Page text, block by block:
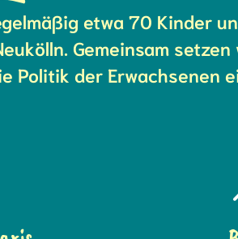
etwa 70 Kinder
Gemeinsam
Politik der Erwachsenen